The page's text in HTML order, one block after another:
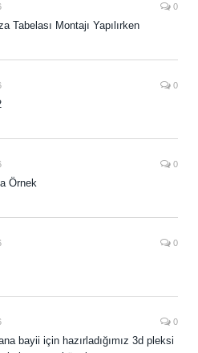
0
Tabelası Montajı Yapılırken
0
0
Örnek
0
0
bayii için hazırladığımız 3d pleksi